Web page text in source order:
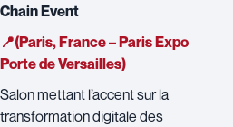
Chain Event
📍(Paris, France – Paris Expo
Porte de Versailles)
Salon mettant l’accent sur la
transformation digitale des